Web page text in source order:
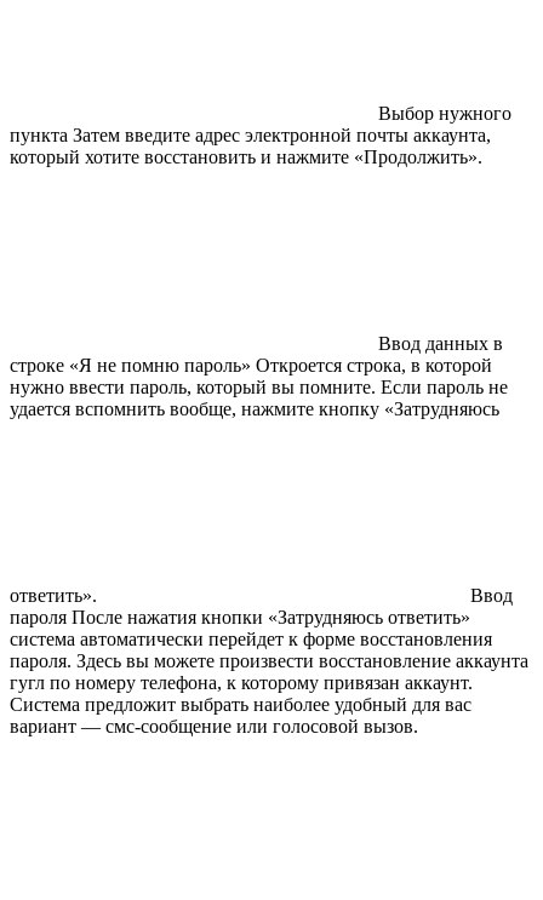
Выбор нужного
пункта Затем введите адрес электронной почты аккаунта,
который хотите восстановить и нажмите «Продолжить».
Ввод данных в
строке «Я не помню пароль» Откроется строка, в которой
нужно ввести пароль, который вы помните. Если пароль не
удается вспомнить вообще, нажмите кнопку «Затрудняюсь
ответить».
Ввод
пароля После нажатия кнопки «Затрудняюсь ответить»
система автоматически перейдет к форме восстановления
пароля. Здесь вы можете произвести восстановление аккаунта
гугл по номеру телефона, к которому привязан аккаунт.
Система предложит выбрать наиболее удобный для вас
вариант — смс-сообщение или голосовой вызов.